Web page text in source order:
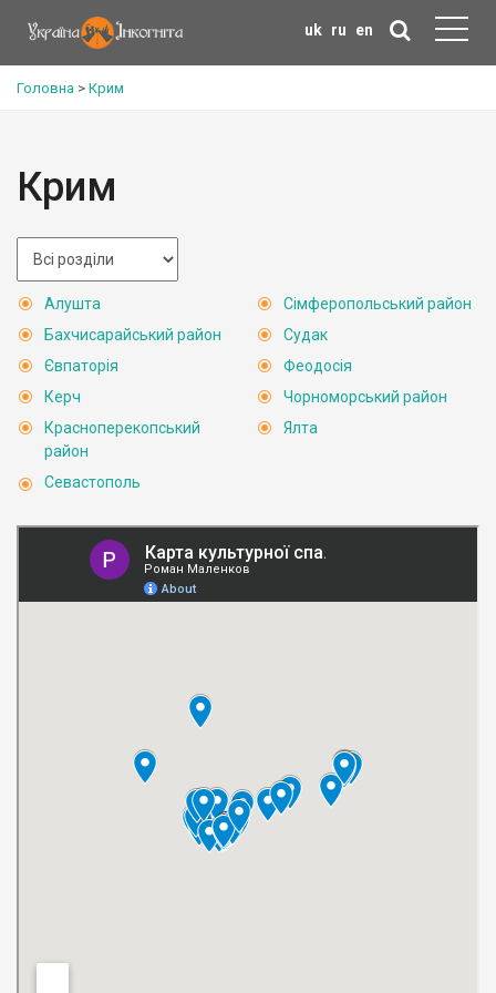
uk ru en
Головна > Крим
Крим
Алушта
Бахчисарайський район
Євпаторія
Керч
Красноперекопський
район
Севастополь
Сімферопольський район
Судак
Феодосія
Чорноморський район
Ялта